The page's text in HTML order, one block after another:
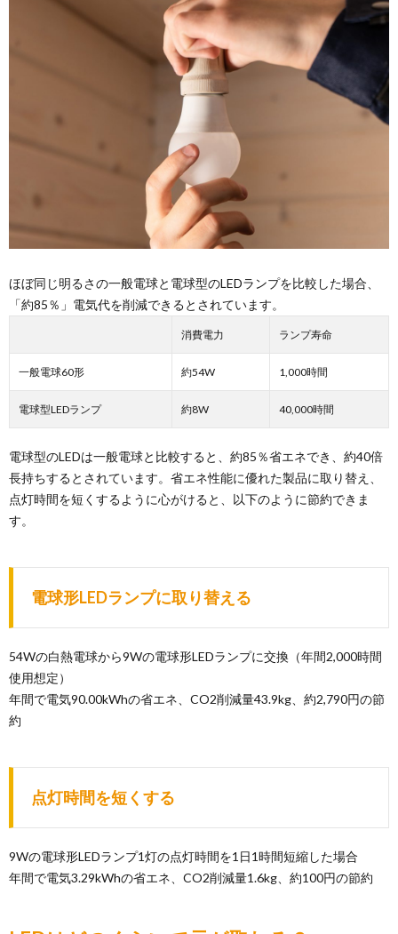
ほぼ同じ明るさの一般電球と電球型のLEDランプを比較した場合、
「約85％」電気代を削減できるとされています。
消費電力 ランプ寿命
一般電球60形 約54W 1,000時間
電球型LEDランプ 約8W 40,000時間
電球型のLEDは一般電球と比較すると、約85％省エネでき、約40倍
長持ちするとされています。省エネ性能に優れた製品に取り替え、
点灯時間を短くするように心がけると、以下のように節約できま
す。
電球形LEDランプに取り替える
54Wの白熱電球から9Wの電球形LEDランプに交換（年間2,000時間
使用想定）
年間で電気90.00kWhの省エネ、CO2削減量43.9kg、約2,790円の節
約
点灯時間を短くする
9Wの電球形LEDランプ1灯の点灯時間を1日1時間短縮した場合
年間で電気3.29kWhの省エネ、CO2削減量1.6kg、約100円の節約